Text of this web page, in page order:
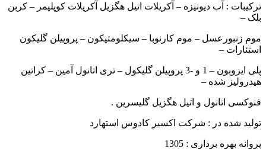
ترکیبات : آب دیونیزه – آکریلات اتیل هگزیل آکریلات کوپلیمر – کربن
بلک –
موم زنبورعسل – موم کارنوبا – سیکلومتیکون – پروپیلن گلیکون
استئارات –
پلی ایزوبون – 1 و -3 پروپیلن گلیکول – تری اتانول آمین – کراتین
هیدرولیز شده –
فنوکسی اتانول و اتیل هگزیل گلیسرین .
تولید شده در : شرکت اکسیر کادوس استهارد
پروانه بهره برداری : 1305